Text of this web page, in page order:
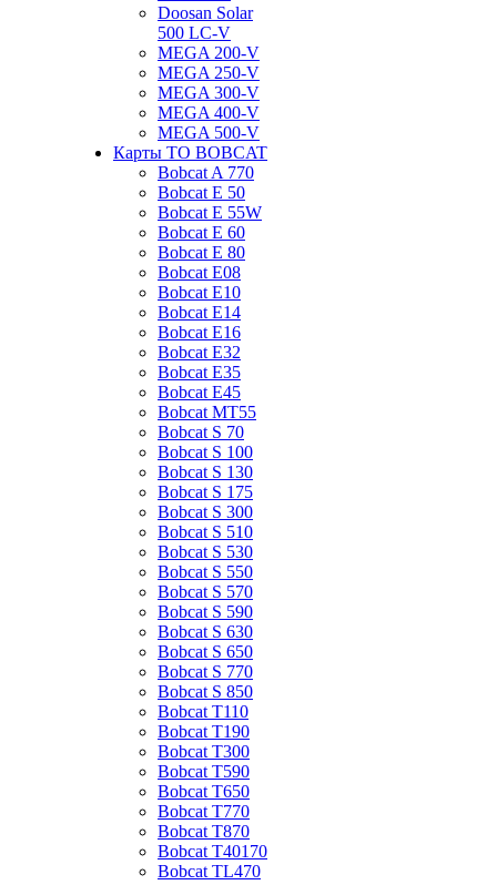
Doosan Solar
500 LC-V
MEGA 200-V
MEGA 250-V
MEGA 300-V
MEGA 400-V
MEGA 500-V
Карты ТО BOBCAT
Bobcat A 770
Bobcat E 50
Bobcat E 55W
Bobcat E 60
Bobcat E 80
Bobcat E08
Bobcat E10
Bobcat E14
Bobcat E16
Bobcat E32
Bobcat E35
Bobcat E45
Bobcat MT55
Bobcat S 70
Bobcat S 100
Bobcat S 130
Bobcat S 175
Bobcat S 300
Bobcat S 510
Bobcat S 530
Bobcat S 550
Bobcat S 570
Bobcat S 590
Bobcat S 630
Bobcat S 650
Bobcat S 770
Bobcat S 850
Bobcat T110
Bobcat T190
Bobcat T300
Bobcat T590
Bobcat T650
Bobcat T770
Bobcat T870
Bobcat T40170
Bobcat TL470